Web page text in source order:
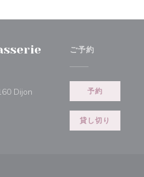
Dijon ((新しいウィンドウで開きます))
ご予約
予約
貸し切り